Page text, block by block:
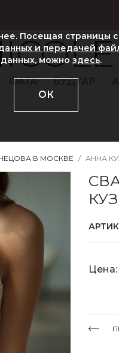
ФАТА БУДУАР
В МОСКВЕ АННА
Цена:
Посещая страницы
и передачей
можно здесь.
ОК